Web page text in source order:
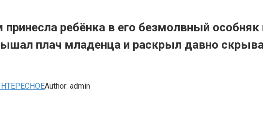
ребёнка в его безмолвный особняк
плач младенца и раскрыл давно
Author: admin